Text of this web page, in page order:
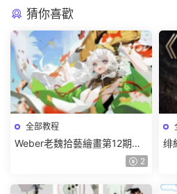
猜你喜歡
全部教程
Weber老魏拾藝繪畫第12期角
色特訓班【畫質不錯隻有視
2
绯